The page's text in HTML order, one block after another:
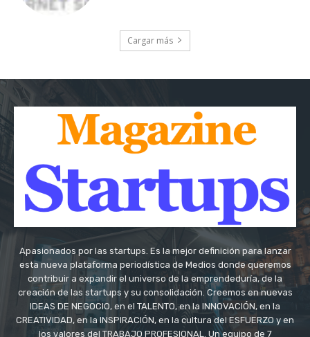
Cargar más
Apasionados por las startups. Es la mejor definición para lanzar
esta nueva plataforma periodística de Medios donde queremos
contribuir a expandir el universo de la emprendeduría, de la
creación de las startups y su consolidación. Creemos en nuevas
IDEAS DE NEGOCIO, en el TALENTO, en la INNOVACIÓN, en la
CREATIVIDAD, en la INSPIRACIÓN, en la cultura del ESFUERZO y en
los valores del TRABAJO PROFESIONAL. Un equipo de 7